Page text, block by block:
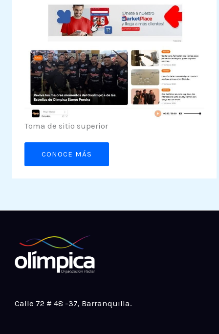
Toma de sitio superior
CONOCE MÁS
Calle 72 # 48 -37, Barranquilla.